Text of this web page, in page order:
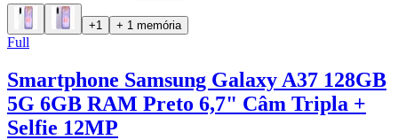
+1 + 1 memória
Full
Smartphone Samsung Galaxy A37 128GB
5G 6GB RAM Preto 6,7" Câm Tripla +
Selfie 12MP